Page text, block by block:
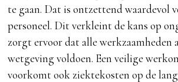
te gaan. Dat is ontzettend waardevol
personeel. Dit verkleint de kans op
zorgt ervoor dat alle werkzaamheden
wetgeving voldoen. Een veilige
voorkomt ook ziektekosten op de